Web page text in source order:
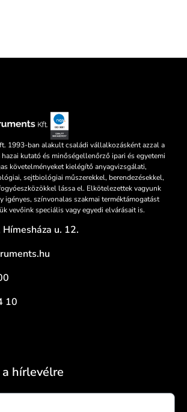
1993-ban alakult családi vállalkozásként azzal a
kutató és minőségellenőrző ipari és egyetemi
követelményeket kielégítő anyagvizsgálati,
sejtbiológiai műszerekkel, berendezésekkel,
lássa el. Elkötelezettek vagyunk
igényes, színvonalas szakmai terméktámogatást
vevőink speciális vagy egyedi elvárásait is.
u. 12.
10
hírlevélre